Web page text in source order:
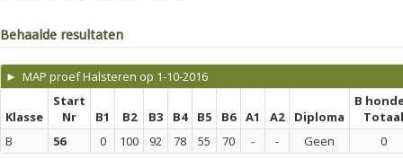
Behaalde resultaten
► MAP proef Halsteren op 1-10-2016
Klasse
Start
Nr
B1 B2 B3 B4 B5 B6 A1 A2 Diploma
B
Totaal
B
56 0 100 92 78 55 70 - - Geen 0